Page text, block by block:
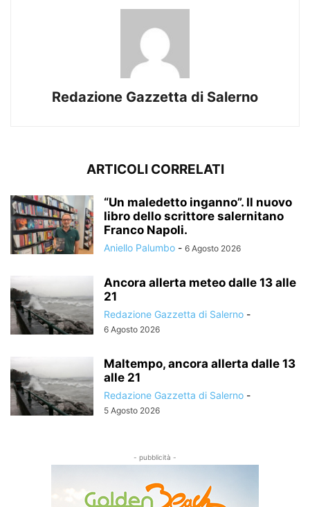
Redazione Gazzetta di Salerno
ARTICOLI CORRELATI
“Un maledetto inganno”. Il nuovo
libro dello scrittore salernitano
Franco Napoli.
Aniello Palumbo - 6 Agosto 2026
Ancora allerta meteo dalle 13 alle
21
Redazione Gazzetta di Salerno -
6 Agosto 2026
Maltempo, ancora allerta dalle 13
alle 21
Redazione Gazzetta di Salerno -
5 Agosto 2026
- pubblicità -